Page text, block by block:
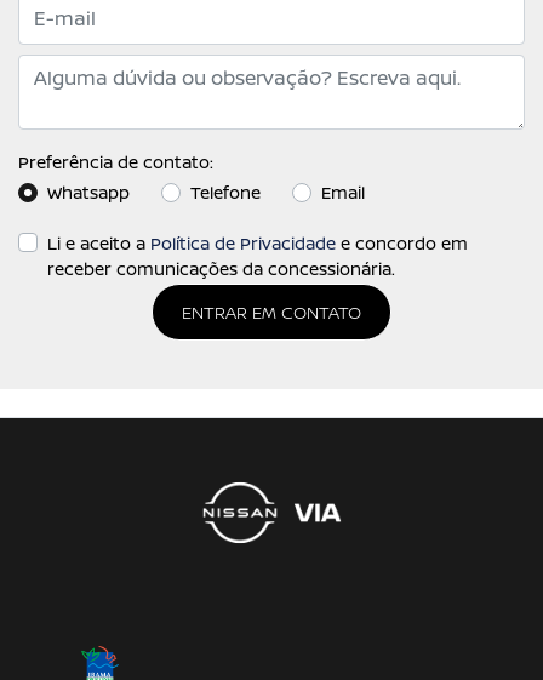
Preferência de contato:
Whatsapp
Telefone Email
Li e aceito a Política de Privacidade e concordo em
receber comunicações da concessionária.
ENTRAR EM CONTATO